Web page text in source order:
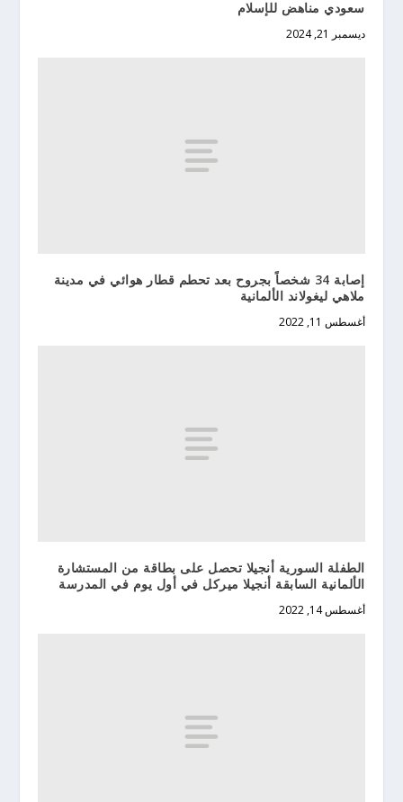
سعودي مناهض للإسلام
ديسمبر 21, 2024
إصابة 34 شخصاً بجروح بعد تحطم قطار هوائي في مدينة
ملاهي ليغولاند الألمانية
أغسطس 11, 2022
الطفلة السورية أنجيلا تحصل على بطاقة من المستشارة
الألمانية السابقة أنجيلا ميركل في أول يوم في المدرسة
أغسطس 14, 2022